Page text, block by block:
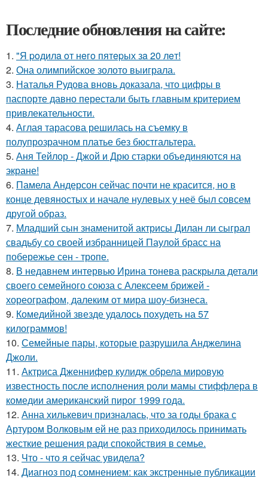
Последние обновления на сайте:
1. "Я poдилa oт нeгo пятepых зa 20 лeт!
2. Она олимпийское золото выиграла.
3. Наталья Рудова вновь доказала, что цифры в
паспорте давно перестали быть главным критерием
привлекательности.
4. Аглая тарасова решилась на съемку в
полупрозрачном платье без бюстгальтера.
5. Аня Тейлор - Джой и Дрю старки объединяются на
экране!
6. Памела Андерсон сейчас почти не красится, но в
конце девяностых и начале нулевых у неё был совсем
другой образ.
7. Младший сын знаменитой актрисы Дилан ли сыграл
свадьбу со своей избранницей Паулой брасс на
побережье сен - тропе.
8. В недавнем интервью Ирина тонева раскрыла детали
своего семейного союза с Алексеем брижей -
хореографом, далеким от мира шоу-бизнеса.
9. Комедийной звезде удалось похудеть на 57
килограммов!
10. Семейные пары, которые разрушила Анджелина
Джоли.
11. Актриса Дженнифер кулидж обрела мировую
известность после исполнения роли мамы стиффлера в
комедии американский пирог 1999 года.
12. Анна хилькевич призналась, что за годы брака с
Артуром Волковым ей не раз приходилось принимать
жесткие решения ради спокойствия в семье.
13. Что - что я сейчас увидела?
14. Диагноз под сомнением: как экстренные публикации